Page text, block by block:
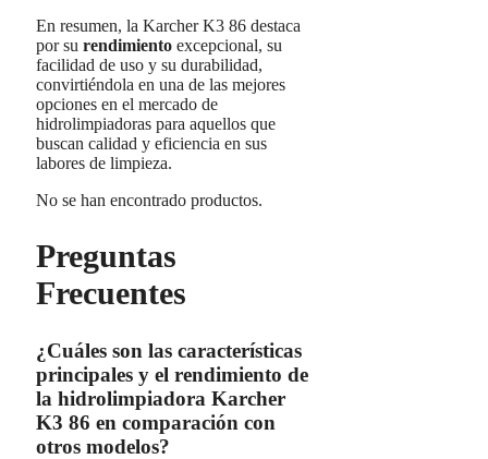
En resumen, la Karcher K3 86 destaca
por su rendimiento excepcional, su
facilidad de uso y su durabilidad,
convirtiéndola en una de las mejores
opciones en el mercado de
hidrolimpiadoras para aquellos que
buscan calidad y eficiencia en sus
labores de limpieza.
No se han encontrado productos.
Preguntas
Frecuentes
¿Cuáles son las características
principales y el rendimiento de
la hidrolimpiadora Karcher
K3 86 en comparación con
otros modelos?